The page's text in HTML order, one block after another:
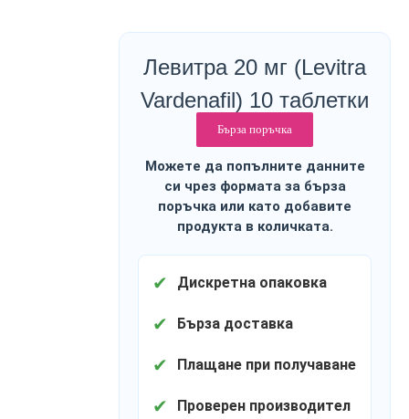
Левитра 20 мг (Levitra
Vardenafil) 10 таблетки
Бърза поръчка
Можете да попълните данните
си чрез формата за бърза
поръчка или като добавите
продукта в количката.
✔ Дискретна опаковка
✔ Бърза доставка
✔ Плащане при получаване
✔ Проверен производител